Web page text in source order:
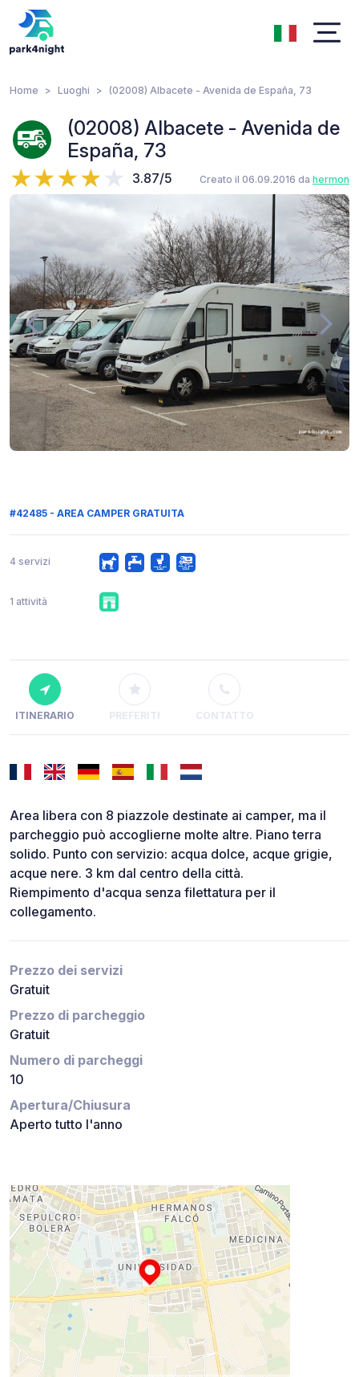
Home Luoghi (02008) Albacete - Avenida de España, 73
(02008) Albacete - Avenida de
España, 73
3.87/5 Creato il 06.09.2016 da hermon
#42485 - AREA CAMPER GRATUITA
4 servizi
1 attività
ITINERARIO PREFERITI CONTATTO
Area libera con 8 piazzole destinate ai camper, ma il
parcheggio può accoglierne molte altre. Piano terra
solido. Punto con servizio: acqua dolce, acque grigie,
acque nere. 3 km dal centro della città.
Riempimento d'acqua senza filettatura per il
collegamento.
Prezzo dei servizi
Gratuit
Prezzo di parcheggio
Gratuit
Numero di parcheggi
10
Apertura/Chiusura
Aperto tutto l'anno